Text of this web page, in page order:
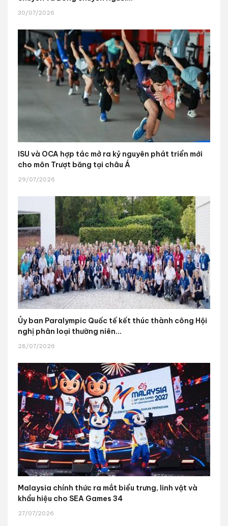
30/07/2026
ISU và OCA hợp tác mở ra kỷ nguyên phát triển mới
cho môn Trượt băng tại châu Á
29/07/2026
Ủy ban Paralympic Quốc tế kết thúc thành công Hội
nghị phân loại thường niên...
28/07/2026
Malaysia chính thức ra mắt biểu trưng, linh vật và
khẩu hiệu cho SEA Games 34
27/07/2026